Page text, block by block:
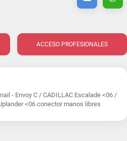
ACCESO PROFESIONALES
- Envoy C / CADILLAC Escalade <06 /
<06 conector manos libres